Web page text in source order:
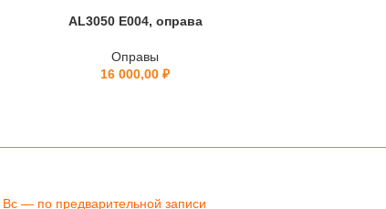
AL3050 E004, оправа
Оправы
16 000,00₽
Вс — по предварительной записи